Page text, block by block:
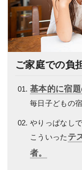
ご家庭での負
基本的に宿題
毎日子どもの
やりっぱなし
こういった テ
者。